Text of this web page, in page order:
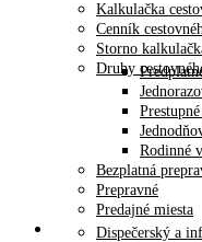
Kalkulačka
Cenník
Storno
Druhy
Rodinné
Bezplatná
Prepravné
Predajné miesta
ProjektyDispečerský a